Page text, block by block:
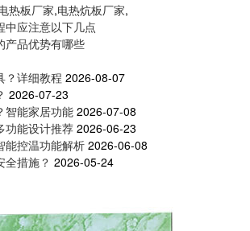
热板厂家,电热炕板厂家,
中应注意以下几点
产品优势有哪些
？详细教程 2026-08-07
2026-07-23
智能家居功能 2026-07-08
功能设计推荐 2026-06-23
能控温功能解析 2026-06-08
全措施？ 2026-05-24